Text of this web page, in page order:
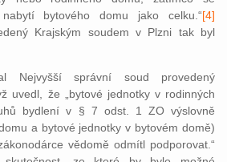
bytového domu jako celku.“[4]
Krajským soudem v Plzni tak byl
Nejvyšší správní soud provedený
uvedl, že „bytové jednotky v rodinných
bydlení v § 7 odst. 1 ZO výslovně
a bytové jednotky v bytovém domě)
vědomě odmítl podporovat.“